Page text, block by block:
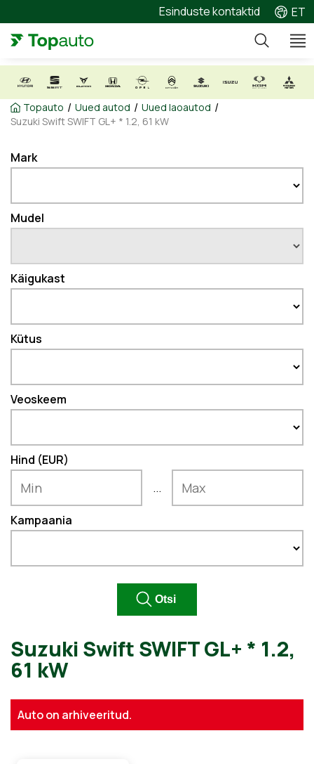
Esinduste kontaktid ET
Topauto / Uued autod / Uued laoautod /
Suzuki Swift SWIFT GL+ * 1.2, 61 kW
Mark
Mudel
Käigukast
Kütus
Veoskeem
Hind (EUR)
...
Kampaania
Suzuki Swift SWIFT GL+ *
Auto on arhiveeritud.